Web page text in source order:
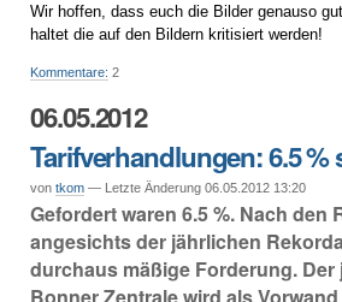
Wir hoffen, dass euch die Bilder genauso
haltet die auf den Bildern kritisiert werden!
Kommentare: 2
06.05.2012
Tarifverhandlungen: 6.5 %
von tkom — Letzte Änderung 06.05.2012 13:20
Gefordert waren 6.5 %. Nach
angesichts der jährlichen
durchaus mäßige Forderung.
Bonner Zentrale wird als